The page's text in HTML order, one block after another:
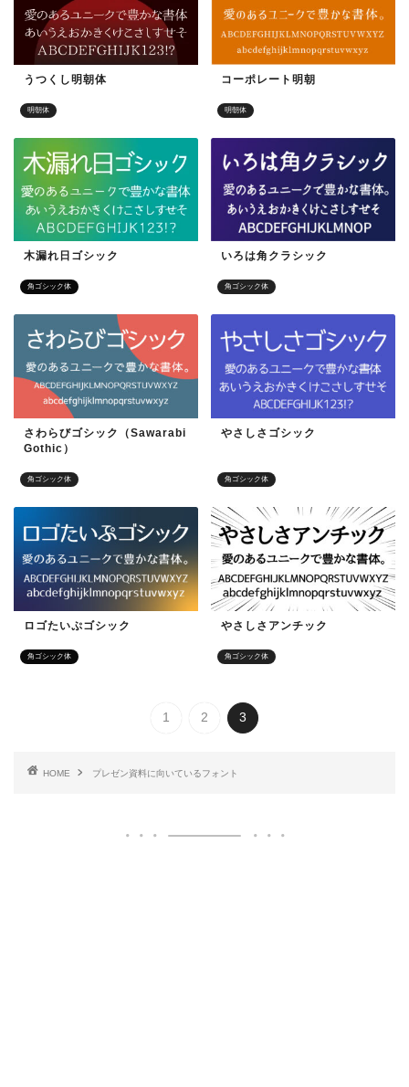
明朝体
うつくし明朝体
明朝体
コーポレート明朝
角ゴシック体
木漏れ日ゴシック
角ゴシック体
いろは角クラシック
角ゴシック体
さわらびゴシック（Sawarabi
Gothic）
角ゴシック体
やさしさゴシック
角ゴシック体
ロゴたいぷゴシック
角ゴシック体
やさしさアンチック
1 2 3
HOME プレゼン資料に向いているフォント